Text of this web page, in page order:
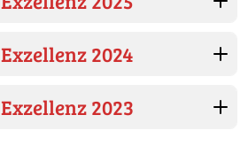
2024
2023